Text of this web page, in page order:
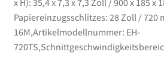
x H): 35,4 x 7,3 x 7,3 Zoll / 900 x 185 x
Papiereinzugsschlitzes: 28 Zoll / 720
16M,Artikelmodellnummer: EH-